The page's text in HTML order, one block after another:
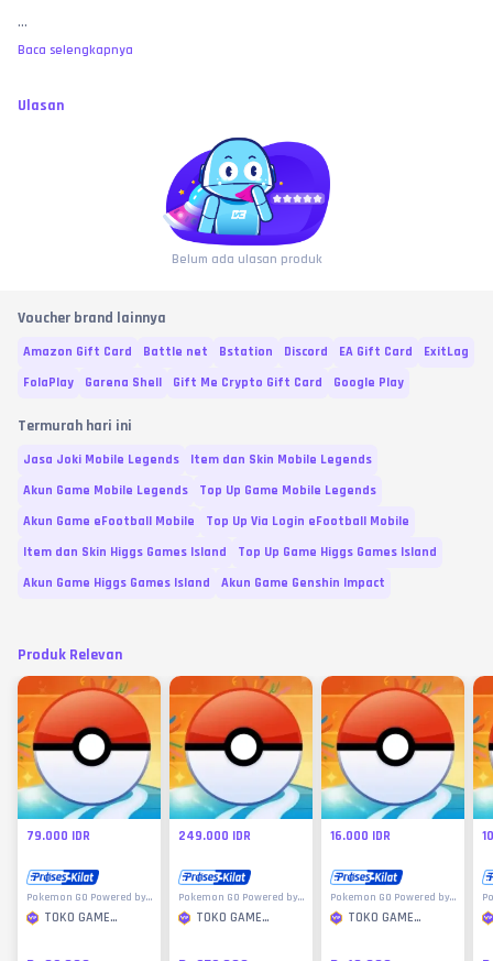
...
Baca selengkapnya
Ulasan
Belum ada ulasan produk
Voucher brand lainnya
Amazon Gift Card Battle net Bstation Discord EA Gift Card
ExitLag
FolaPlay
Garena Shell Gift Me Crypto Gift Card Google Play
Termurah hari ini
Jasa Joki Mobile Legends
Item dan Skin Mobile Legends
Akun Game Mobile Legends
Top Up Game Mobile Legends
Akun Game eFootball Mobile
Top Up Via Login eFootball Mobile
Item dan Skin Higgs Games Island
Top Up Game Higgs Games Island
Akun Game Higgs Games Island
Akun Game Genshin Impact
Produk Relevan
79.000 IDR
Pokemon GO Powered by
Google Play
TOKO GAME
249.000 IDR
Pokemon GO Powered by
Google Play
TOKO GAME
16.000 IDR
Pokemon GO Powered by
Google Play
TOKO GAME